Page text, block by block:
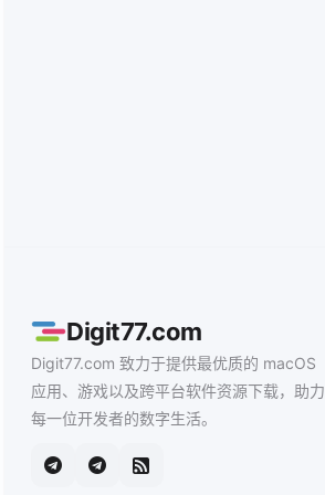
Digit77.com
Digit77.com 致力于提供最优质的 macOS
应用、游戏以及跨平台软件资源下载，助力
每一位开发者的数字生活。